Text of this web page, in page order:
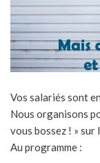
Vos salariés sont
Nous organisons
vous bossez ! »
Au programme :